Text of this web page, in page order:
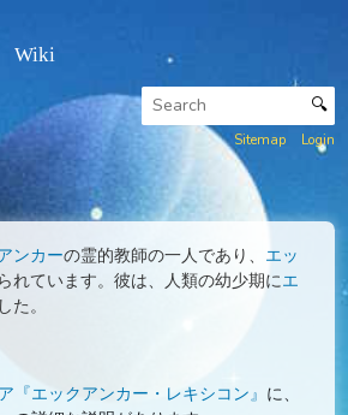
Wiki
Sitemap
アンカーの霊的教師の一人であり、
エ
られています。彼は、人類の幼少期に
した。